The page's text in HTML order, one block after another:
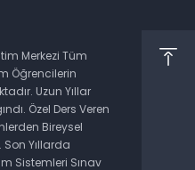
Merkezi Tüm
Öğrencilerin
Uzun Yıllar
Özel Ders Veren
Bireysel
Yıllarda
Sistemleri Sınav